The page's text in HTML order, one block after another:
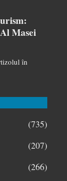
Masei
în
(735)
(207)
(266)